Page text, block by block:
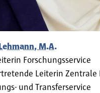
M.A.
Forschungsservice
Leiterin Zentrale
und Transferservice